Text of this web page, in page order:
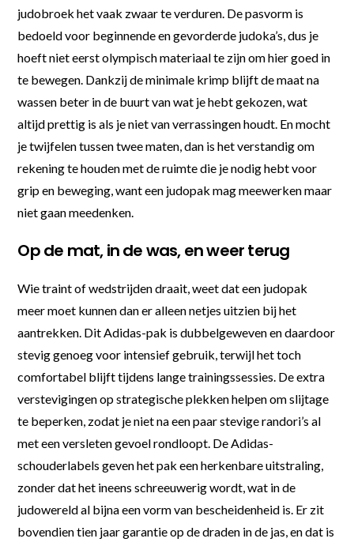
judobroek het vaak zwaar te verduren. De pasvorm is
bedoeld voor beginnende en gevorderde judoka’s, dus je
hoeft niet eerst olympisch materiaal te zijn om hier goed in
te bewegen. Dankzij de minimale krimp blijft de maat na
wassen beter in de buurt van wat je hebt gekozen, wat
altijd prettig is als je niet van verrassingen houdt. En mocht
je twijfelen tussen twee maten, dan is het verstandig om
rekening te houden met de ruimte die je nodig hebt voor
grip en beweging, want een judopak mag meewerken maar
niet gaan meedenken.
Op de mat, in de was, en weer terug
Wie traint of wedstrijden draait, weet dat een judopak
meer moet kunnen dan er alleen netjes uitzien bij het
aantrekken. Dit Adidas-pak is dubbelgeweven en daardoor
stevig genoeg voor intensief gebruik, terwijl het toch
comfortabel blijft tijdens lange trainingssessies. De extra
verstevigingen op strategische plekken helpen om slijtage
te beperken, zodat je niet na een paar stevige randori’s al
met een versleten gevoel rondloopt. De Adidas-
schouderlabels geven het pak een herkenbare uitstraling,
zonder dat het ineens schreeuwerig wordt, wat in de
judowereld al bijna een vorm van bescheidenheid is. Er zit
bovendien tien jaar garantie op de draden in de jas, en dat is